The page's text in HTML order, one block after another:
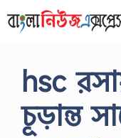
to
hsc
চূড়ান্ত